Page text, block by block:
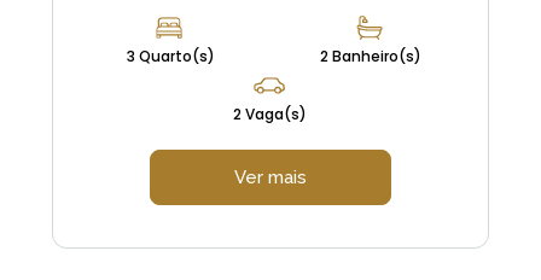
3 Quarto(s) 2 Banheiro(s)
2 Vaga(s)
Ver mais